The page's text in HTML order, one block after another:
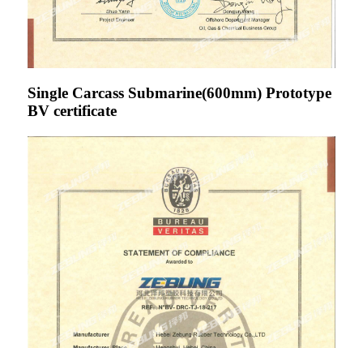
Single Carcass Submarine(600mm) Prototype
BV certificate